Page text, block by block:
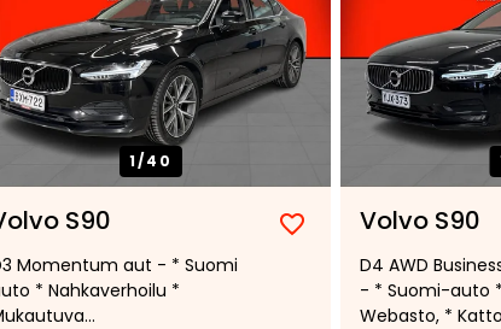
1/40
S90
Lisää
suosikiksi
Poista
suosikeista
Momentum aut - * Suomi
* Nahkaverhoilu *
Volvo S90
D4 AWD
- * Suomi-auto
Webasto, *